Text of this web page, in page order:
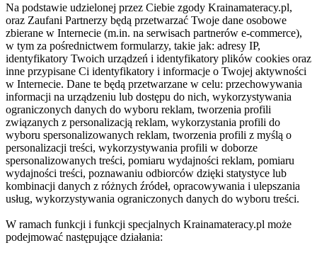
Na podstawie udzielonej przez Ciebie zgody Krainamateracy.pl,
oraz Zaufani Partnerzy będą przetwarzać Twoje dane osobowe
zbierane w Internecie (m.in. na serwisach partnerów e-commerce),
w tym za pośrednictwem formularzy, takie jak: adresy IP,
identyfikatory Twoich urządzeń i identyfikatory plików cookies oraz
inne przypisane Ci identyfikatory i informacje o Twojej aktywności
w Internecie. Dane te będą przetwarzane w celu: przechowywania
informacji na urządzeniu lub dostępu do nich, wykorzystywania
ograniczonych danych do wyboru reklam, tworzenia profili
związanych z personalizacją reklam, wykorzystania profili do
wyboru spersonalizowanych reklam, tworzenia profili z myślą o
personalizacji treści, wykorzystywania profili w doborze
spersonalizowanych treści, pomiaru wydajności reklam, pomiaru
wydajności treści, poznawaniu odbiorców dzięki statystyce lub
kombinacji danych z różnych źródeł, opracowywania i ulepszania
usług, wykorzystywania ograniczonych danych do wyboru treści.
W ramach funkcji i funkcji specjalnych Krainamateracy.pl może
podejmować następujące działania: